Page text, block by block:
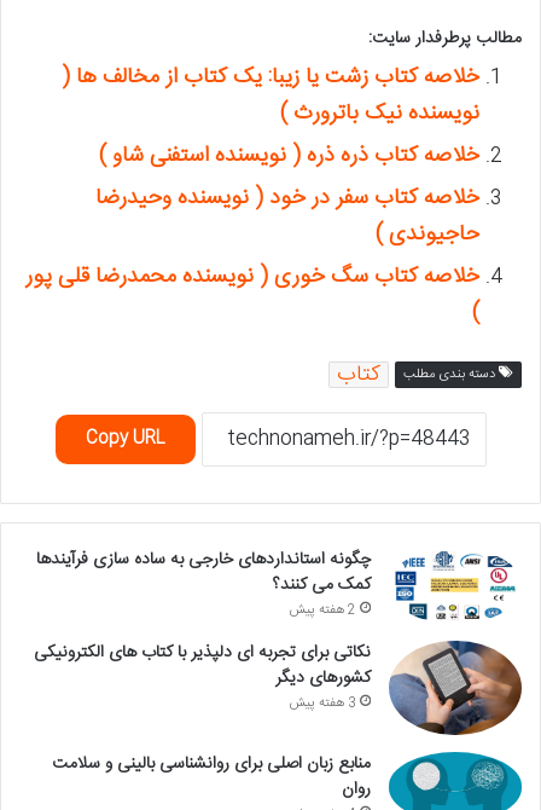
مطالب پرطرفدار سایت:
خلاصه کتاب زشت یا زیبا: یک کتاب از مخالف ها (
نویسنده نیک باترورث )
خلاصه کتاب ذره ذره ( نویسنده استفنی شاو )
خلاصه کتاب سفر در خود ( نویسنده وحیدرضا
حاجیوندی )
خلاصه کتاب سگ خوری ( نویسنده محمدرضا قلی پور
)
دسته بندی مطلب کتاب
Copy URL
چگونه استانداردهای خارجی به ساده سازی فرآیندها
کمک می کنند؟
2 هفته پیش
نکاتی برای تجربه ای دلپذیر با کتاب های الکترونیکی
کشورهای دیگر
3 هفته پیش
منابع زبان اصلی برای روانشناسی بالینی و سلامت
روان